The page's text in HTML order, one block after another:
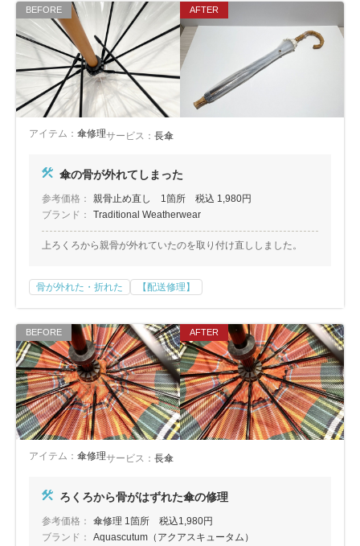
アイテム： 傘修理サービス： 長傘
傘の骨が外れてしまった
参考価格：
親骨止め直し 1箇所 税込 1,980円
ブランド：
Traditional Weatherwear
上ろくろから親骨が外れていたのを取り付け直ししました。
骨が外れた・折れた 【配送修理】
アイテム： 傘修理サービス： 長傘
ろくろから骨がはずれた傘の修理
参考価格：
傘修理 1箇所 税込1,980円
ブランド：
Aquascutum（アクアスキュータム）